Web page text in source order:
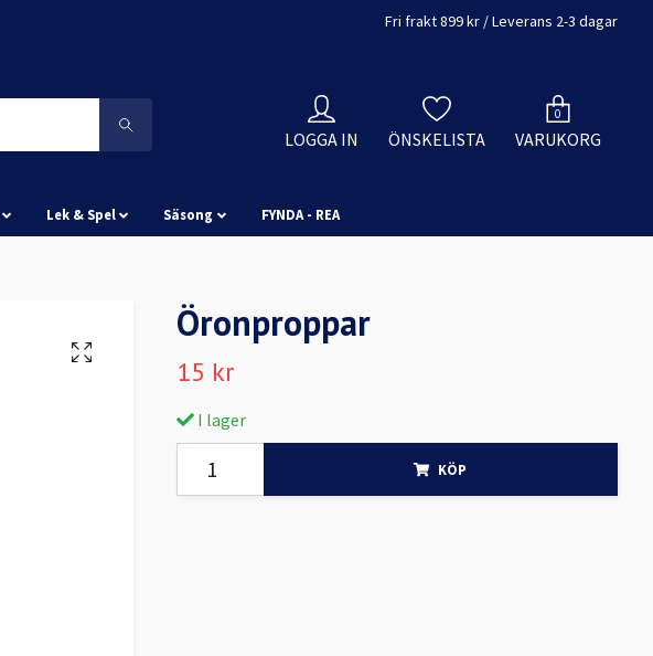
Fri frakt 899 kr / Leverans 2-3 dagar
LOGGA IN ÖNSKELISTA
0
VARUKORG
Lek & Spel Säsong FYNDA - REA
Öronproppar
15 kr
I lager
KÖP